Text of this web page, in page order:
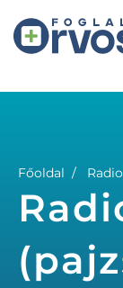
Főoldal